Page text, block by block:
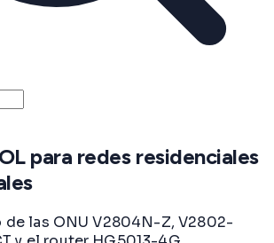
para redes residenciales
las ONU V2804N-Z, V2802-